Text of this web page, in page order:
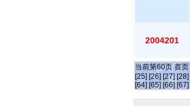
2004201
当前第60页 首页
[25] [26] [27] [28]
[64] [65] [66] [67]